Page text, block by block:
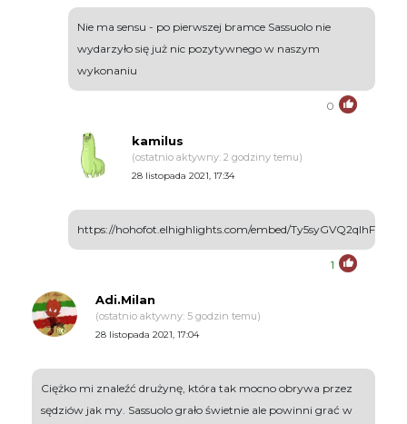
Nie ma sensu - po pierwszej bramce Sassuolo nie
wydarzyło się już nic pozytywnego w naszym
wykonaniu
0
kamilus
(ostatnio aktywny: 2 godziny temu)
28 listopada 2021, 17:34
https://hohofot.elhighlights.com/embed/Ty5syGVQ2qlhF
1
Adi.Milan
(ostatnio aktywny: 5 godzin temu)
28 listopada 2021, 17:04
Ciężko mi znaleźć drużynę, która tak mocno obrywa przez
sędziów jak my. Sassuolo grało świetnie ale powinni grać w